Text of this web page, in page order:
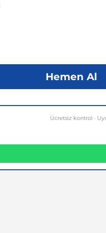
Hemen Al
Ücretsiz kontrol ·